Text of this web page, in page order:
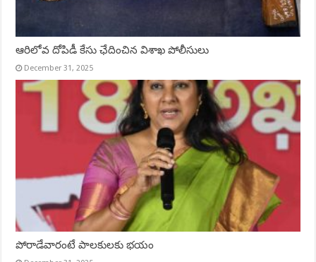
ఆరిలోవ దోపిడీ కేసు ఛేదించిన విశాఖ పోలీసులు
December 31, 2025
పోరాడేవారంటే పాలకులకు భయం